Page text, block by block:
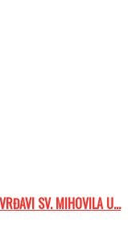
SV. MIHOVILA U...